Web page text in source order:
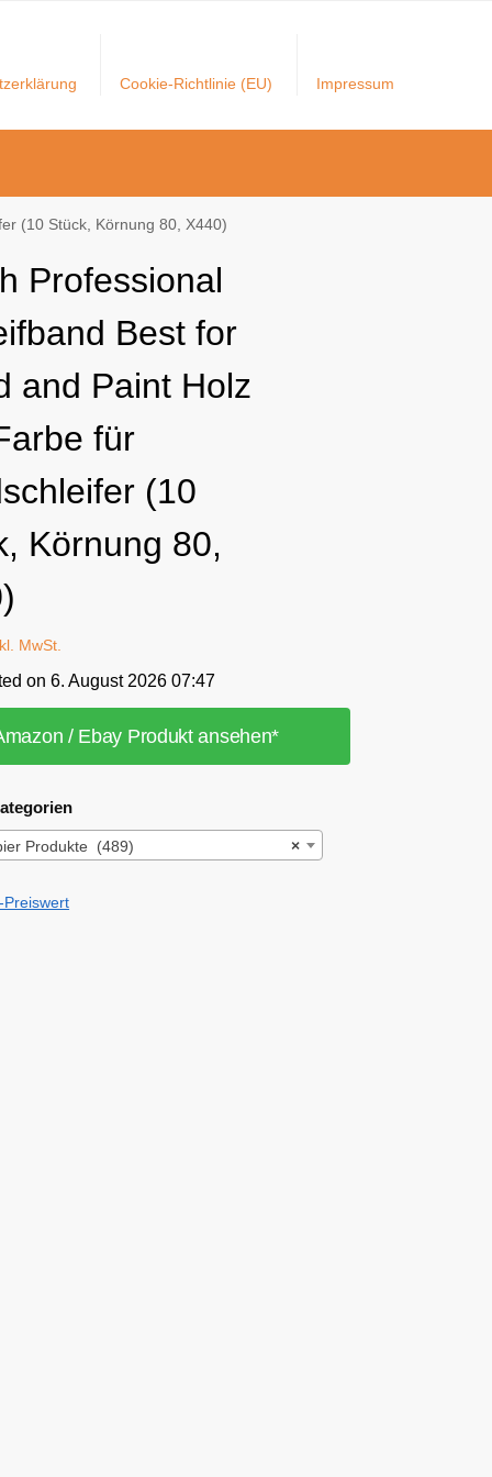
Cookie-Richtlinie (EU) Impressum
(10 Stück, Körnung 80, X440)
Professional
Best for
and Paint Holz
für
(10
Körnung 80,
MwSt.
on 6. August 2026 07:47
/ Ebay Produkt ansehen*
×
Produkte (489)